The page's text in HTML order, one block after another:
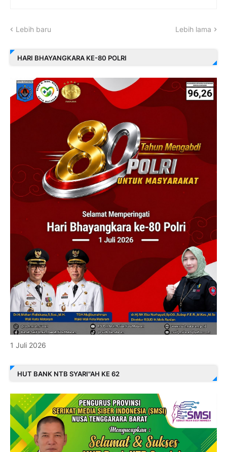
Lebih baru Lebih lama
HARI BHAYANGKARA KE-80 POLRI
1 Juli 2026
HUT BANK NTB SYARI"AH KE 62